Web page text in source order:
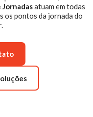
Jornadasatuam em todas
os pontos da jornada do